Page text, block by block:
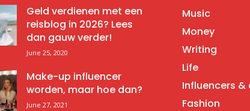
Geld verdienen met een
reisblog in 2026? Lees
dan gauw verder!
June 25, 2020
Make-up influencer
worden, maar hoe dan?
June 27, 2021
Music
Money
Writing
Life
Influencers
Fashion